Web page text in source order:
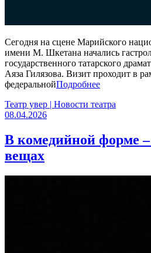
Сегодня на сцене Марийского
имени М. Шкетана начались
государственного татарского
Аяза Гилязова. Визит проходит в
федеральнойПодробнее
Театр увер | Новости театра
08.04.2026
В комедийной форме –
вещах